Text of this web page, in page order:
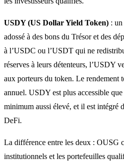
USDY (US Dollar Yield Token) :
adossé à des bons du Trésor et des
à l’USDC ou l’USDT qui ne
réserves à leurs détenteurs, l’USDY
aux porteurs du token. Le rendement
annuel. USDY est plus accessible
minimum aussi élevé, et il est intégré
DeFi.
La différence entre les deux : OUSG
institutionnels et les portefeuilles